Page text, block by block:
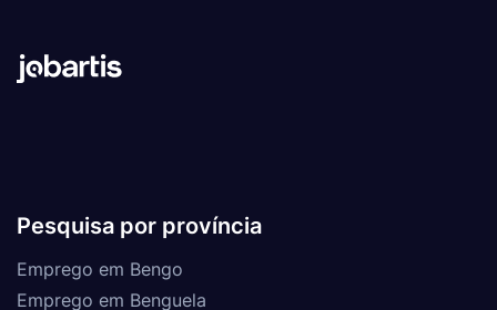
Pesquisa por província
Emprego em Bengo
Emprego em Benguela